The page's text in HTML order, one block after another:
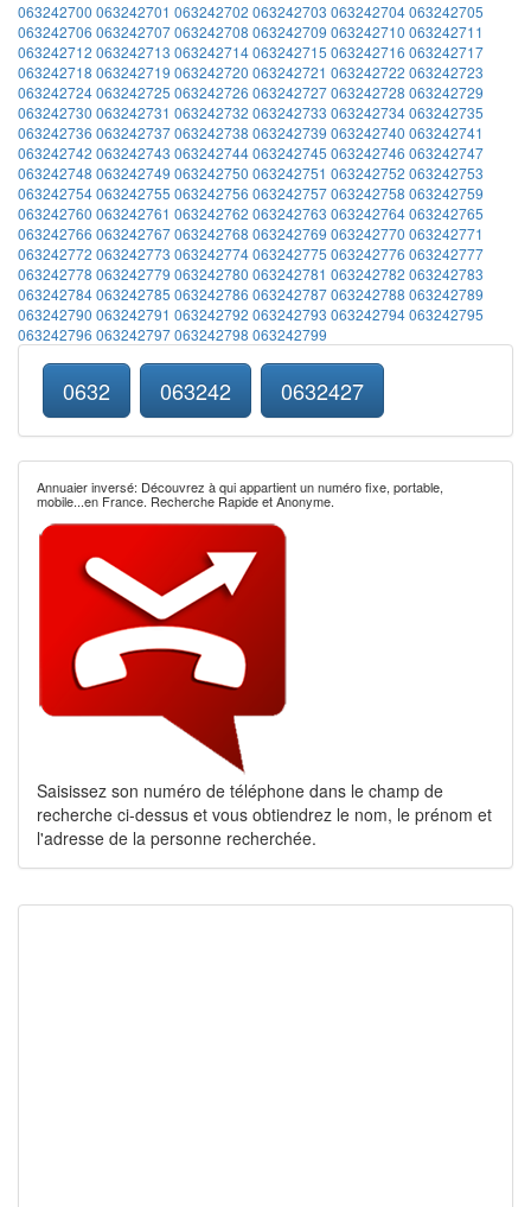
063242700 063242701 063242702 063242703 063242704063242705
063242706 063242707063242708 063242709 063242710 063242711
063242712 063242713 063242714063242715 063242716 063242717
063242718 063242719 063242720 063242721 063242722 063242723
063242724063242725 063242726 063242727063242728 063242729
063242730 063242731 063242732 063242733 063242734063242735
063242736 063242737063242738 063242739 063242740 063242741
063242742 063242743 063242744063242745 063242746 063242747
063242748 063242749 063242750 063242751 063242752 063242753
063242754063242755 063242756 063242757063242758 063242759
063242760 063242761 063242762 063242763 063242764063242765
063242766 063242767063242768 063242769 063242770 063242771
063242772 063242773 063242774063242775 063242776 063242777
063242778 063242779 063242780 063242781 063242782 063242783
063242784063242785 063242786 063242787063242788 063242789
063242790 063242791 063242792 063242793 063242794063242795
063242796 063242797063242798 063242799
0632 063242 0632427
Annuaier inversé: Découvrez à qui appartient un numéro fixe, portable,
mobile...en France. Recherche Rapide et Anonyme.
Saisissez son numéro de téléphone dans le champ de
recherche ci-dessus et vous obtiendrez le nom, le prénom et
l'adresse de la personne recherchée.